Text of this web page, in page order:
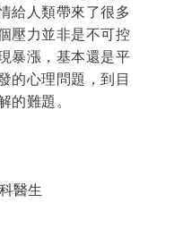
給人類帶來了很多
壓力並非是不可控
暴漲，基本還是平
的心理問題，到目
的難題。
醫生